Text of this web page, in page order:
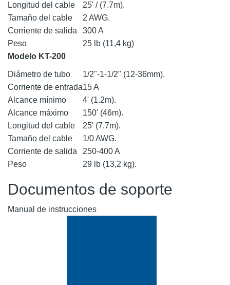
Longitud del cable
25' / (7.7m).
Tamaño del cable
2 AWG.
Corriente de salida
300 A
Peso
25 lb (11,4 kg)
Modelo KT-200
Diámetro de tubo
1/2"-1-1/2" (12-36mm).
Corriente de entrada15 A
Alcance mínimo
4' (1.2m).
Alcance máximo
150' (46m).
Longitud del cable
25' (7.7m).
Tamaño del cable
1/0 AWG.
Corriente de salida
250-400 A
Peso
29 lb (13,2 kg).
Documentos de soporte
Manual de instrucciones